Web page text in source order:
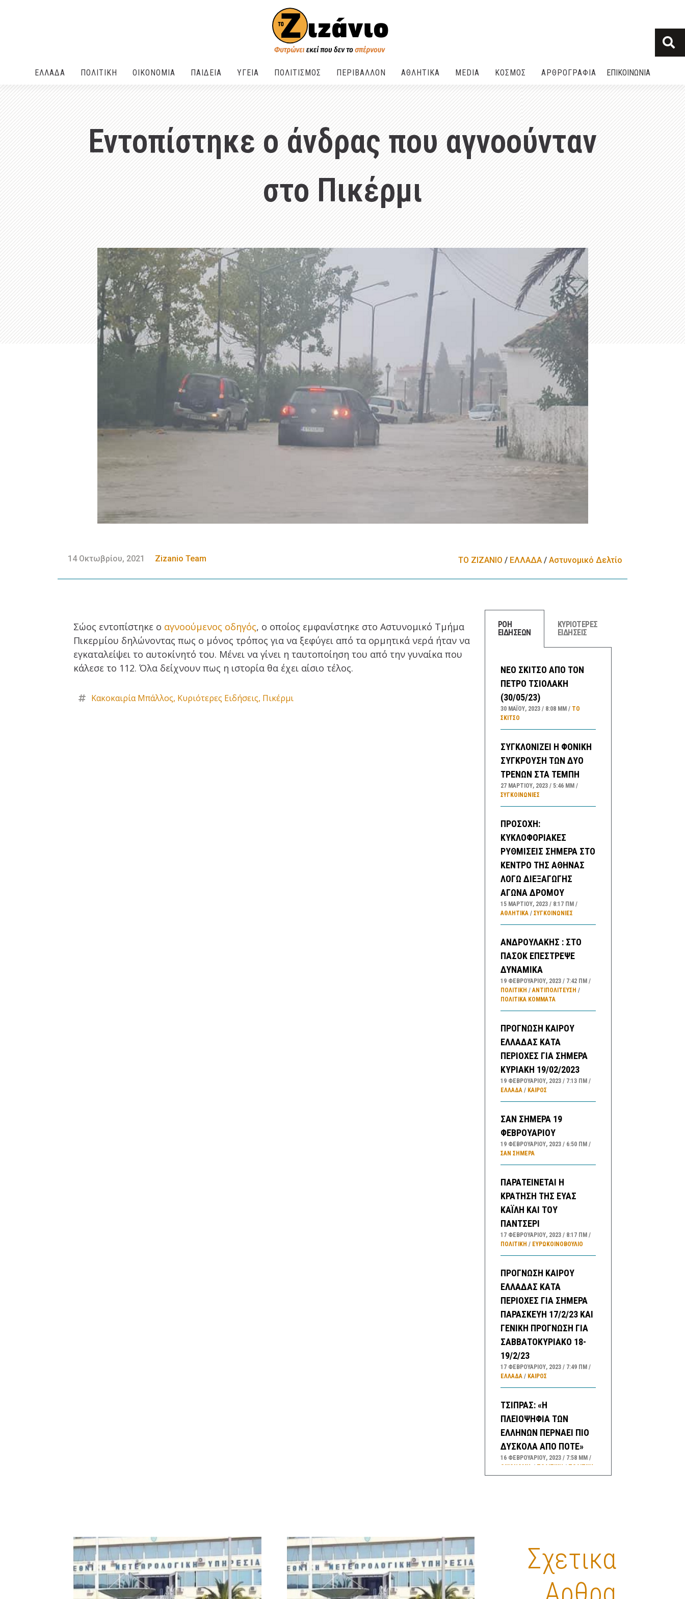
ΕΛΛΑΔA ΠΟΛΙΤΙΚΗ ΟΙΚΟΝΟΜΙΑ ΠΑΙΔΕΙΑ ΥΓΕΙΑ ΠΟΛΙΤΙΣΜΟΣ ΠΕΡΙΒΑΛΛΟΝ ΑΘΛΗΤΙΚΑ MEDIA ΚΟΣΜΟΣ ΑΡΘΡΟΓΡΑΦΙΑ ΕΠΙΚΟΙΝΩΝΙΑ
Εντοπίστηκε ο άνδρας που αγνοούνταν
στο Πικέρμι
14 Οκτωβρίου, 2021 Zizanio Team ΤΟ ΖΙΖΑΝΙΟ / ΕΛΛΑΔA / Αστυνομικό Δελτίο
Σώος εντοπίστηκε ο αγνοούμενος οδηγός, ο οποίος εμφανίστηκε στο Αστυνομικό Τμήμα
Πικερμίου δηλώνοντας πως ο μόνος τρόπος για να ξεφύγει από τα ορμητικά νερά ήταν να
εγκαταλείψει το αυτοκίνητό του. Μένει να γίνει η ταυτοποίηση του από την γυναίκα που
κάλεσε το 112. Όλα δείχνουν πως η ιστορία θα έχει αίσιο τέλος.
Κακοκαιρία Μπάλλος, Κυριότερες Ειδήσεις, Πικέρμι
ΡΟΗ
ΕΙΔΗΣΕΩΝ
ΚΥΡΙΟΤΕΡΕΣ
ΕΙΔΗΣΕΙΣ
ΝΕΟ ΣΚΙΤΣΟ ΑΠΟ ΤΟΝ
ΠΕΤΡΟ ΤΣΙΟΛΑΚΗ
(30/05/23)
30 ΜΑΪ́ΟΥ, 2023 8:08 ΜΜ
ΤΟ
ΣΚΊΤΣΟ
ΣΥΓΚΛΟΝΙΖΕΙ Η ΦΟΝΙΚΗ
ΣΥΓΚΡΟΥΣΗ ΤΩΝ ΔΥΟ
ΤΡΕΝΩΝ ΣΤΑ ΤΕΜΠΗ
27 ΜΑΡΤΊΟΥ, 2023 5:46 ΜΜ
ΣΥΓΚΟΙΝΩΝΊΕΣ
ΠΡΟΣΟΧΗ:
ΚΥΚΛΟΦΟΡΙΑΚΕΣ
ΡΥΘΜΙΣΕΙΣ ΣΗΜΕΡΑ ΣΤΟ
ΚΕΝΤΡΟ ΤΗΣ ΑΘΗΝΑΣ
ΛΟΓΩ ΔΙΕΞΑΓΩΓΗΣ
ΑΓΩΝΑ ΔΡΟΜΟΥ
15 ΜΑΡΤΊΟΥ, 2023 8:17 ΠΜ
ΑΘΛΗΤΙΚΑ/ ΣΥΓΚΟΙΝΩΝΊΕΣ
ΑΝΔΡΟΥΛΑΚΗΣ : ΣΤΟ
ΠΑΣΟΚ ΕΠΕΣΤΡΕΨΕ
ΔΥΝΑΜΙΚΑ
19 ΦΕΒΡΟΥΑΡΊΟΥ, 2023 7:42 ΠΜ
ΠΟΛΙΤΙΚΗ /ΑΝΤΙΠΟΛΊΤΕΥΣΗ /
ΠΟΛΙΤΙΚΆ ΚΌΜΜΑΤΑ
ΠΡΟΓΝΩΣΗ ΚΑΙΡΟΥ
ΕΛΛΑΔΑΣ ΚΑΤΑ
ΠΕΡΙΟΧΕΣ ΓΙΑ ΣΗΜΕΡΑ
ΚΥΡΙΑΚΗ 19/02/2023
19 ΦΕΒΡΟΥΑΡΊΟΥ, 2023 7:13 ΠΜ
ΕΛΛΑΔA/ ΚΑΙΡΌΣ
ΣΑΝ ΣΗΜΕΡΑ 19
ΦΕΒΡΟΥΑΡΙΟΥ
19 ΦΕΒΡΟΥΑΡΊΟΥ, 2023 6:50 ΠΜ
ΣΑΝ ΣΉΜΕΡΑ
ΠΑΡΑΤΕΙΝΕΤΑΙ Η
ΚΡΑΤΗΣΗ ΤΗΣ ΕΥΑΣ
ΚΑΪΛΗ ΚΑΙ ΤΟΥ
ΠΑΝΤΣΕΡΙ
17 ΦΕΒΡΟΥΑΡΊΟΥ, 2023 8:17 ΠΜ
ΠΟΛΙΤΙΚΗ / ΕΥΡΩΚΟΙΝΟΒΟΥΛΙΟ
ΠΡΟΓΝΩΣΗ ΚΑΙΡΟΥ
ΕΛΛΑΔΑΣ ΚΑΤΑ
ΠΕΡΙΟΧΕΣ ΓΙΑ ΣΗΜΕΡΑ
ΠΑΡΑΣΚΕΥΗ 17/2/23 ΚΑΙ
ΓΕΝΙΚΗ ΠΡΟΓΝΩΣΗ ΓΙΑ
ΣΑΒΒΑΤΟΚΥΡΙΑΚΟ 18-
19/2/23
17 ΦΕΒΡΟΥΑΡΊΟΥ, 2023 7:49 ΠΜ
ΕΛΛΑΔA/ ΚΑΙΡΌΣ
ΤΣΙΠΡΑΣ: «Η
ΠΛΕΙΟΨΗΦΙΑ ΤΩΝ
ΕΛΛΗΝΩΝ ΠΕΡΝΑΕΙ ΠΙΟ
ΔΥΣΚΟΛΑ ΑΠΟ ΠΟΤΕ»
16 ΦΕΒΡΟΥΑΡΊΟΥ, 2023 7:58 ΜΜ
ΟΙΚΟΝΟΜΙΑ / ΠΟΛΙΤΙΚΗ / ΠΟΛΙΤΙΚΆ
ΚΌΜΜΑΤΑ
“ΣΑΡΑΚΟΣΤΙΑΝΟ
ΚΑΛΑΘΙ”
16 ΦΕΒΡΟΥΑΡΊΟΥ, 2023
3:35 ΜΜ
ΚΑΛΑΘΙ ΝΟΙΚΟΚΥΡΙΟΥ
Σχετικα